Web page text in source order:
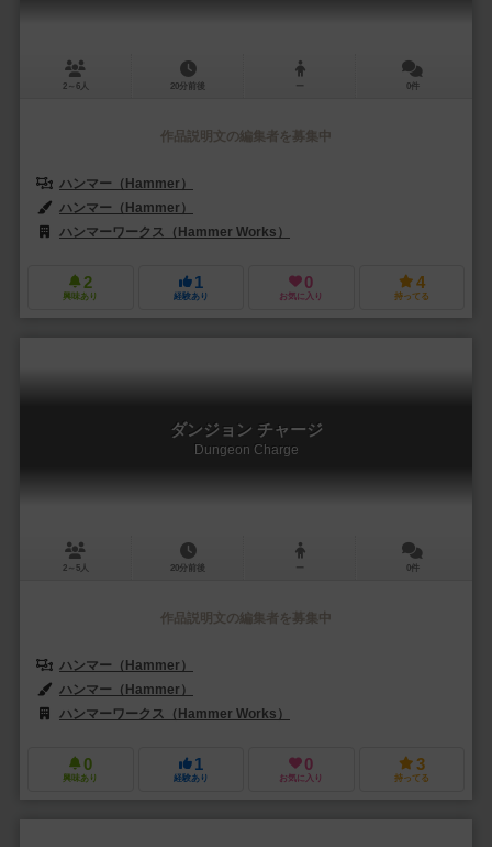
2～6人 20分前後 ー 0件
作品説明文の編集者を募集中
ハンマー（Hammer）
ハンマー（Hammer）
ハンマーワークス（Hammer Works）
2
興味あり
1
経験あり
0
お気に入り
4
持ってる
ダンジョン チャージ
Dungeon Charge
2～5人 20分前後 ー 0件
作品説明文の編集者を募集中
ハンマー（Hammer）
ハンマー（Hammer）
ハンマーワークス（Hammer Works）
0
興味あり
1
経験あり
0
お気に入り
3
持ってる